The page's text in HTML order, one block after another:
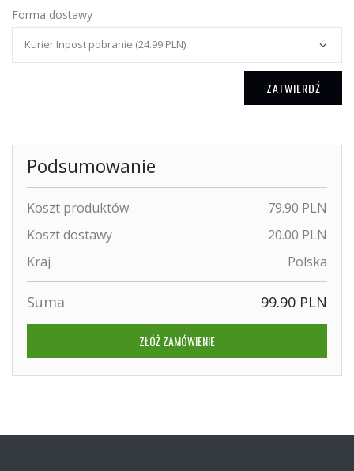
Forma dostawy
ZATWIERDŹ
Podsumowanie
Koszt produktów
79.90 PLN
Koszt dostawy
20.00 PLN
Kraj
Polska
Suma 99.90 PLN
ZŁÓŻ ZAMÓWIENIE